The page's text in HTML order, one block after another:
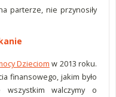
parterze, nie przynosiły
Dzieciom w 2013 roku.
finansowego, jakim było
wszystkim walczymy o